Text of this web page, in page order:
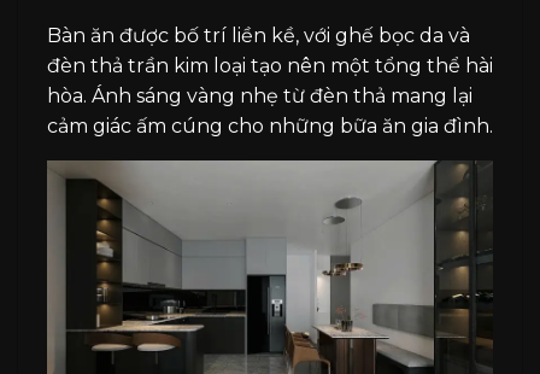
Bàn ăn được bố trí liền kề, với ghế bọc da và
đèn thả trần kim loại tạo nên một tổng thể hài
hòa. Ánh sáng vàng nhẹ từ đèn thả mang lại
cảm giác ấm cúng cho những bữa ăn gia đình.